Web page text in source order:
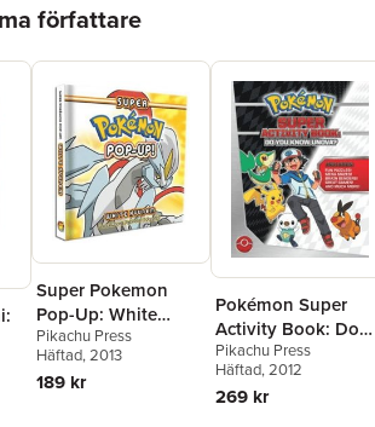
författare
Super Pokemon
Pop-Up: White
Kyurem
Pikachu Press
Häftad, 2013
189 kr
Pokémon Super
Activity Book: Do
You Know Unova?
Pikachu Press
Häftad, 2012
269 kr